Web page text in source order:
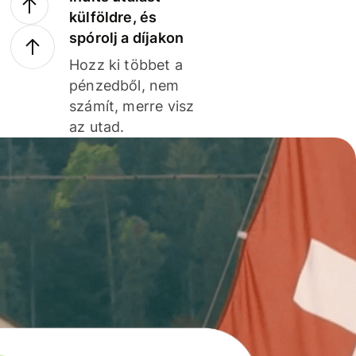
külföldre, és
spórolj a díjakon
Hozz ki többet a
pénzedből, nem
számít, merre visz
az utad.